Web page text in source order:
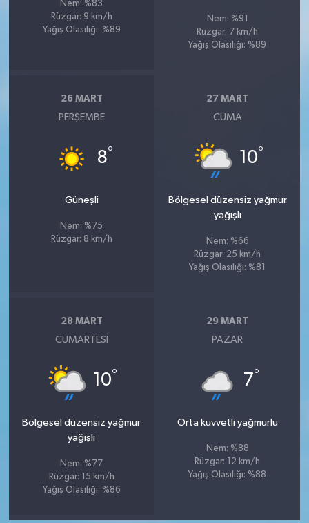
Nem: %83
Rüzgar: 9 km/h
Yağış Olasılığı: %89
Nem: %91
Rüzgar: 7 km/h
Yağış Olasılığı: %89
26 MART
PERŞEMBE
8°
Güneşli
Nem: %75
Rüzgar: 8 km/h
27 MART
CUMA
10°
Bölgesel düzensiz yağmur
yağışlı
Nem: %66
Rüzgar: 25 km/h
Yağış Olasılığı: %81
28 MART
CUMARTESI
10°
Bölgesel düzensiz yağmur
yağışlı
Nem: %77
Rüzgar: 15 km/h
Yağış Olasılığı: %86
29 MART
PAZAR
7°
Orta kuvvetli yağmurlu
Nem: %88
Rüzgar: 12 km/h
Yağış Olasılığı: %88